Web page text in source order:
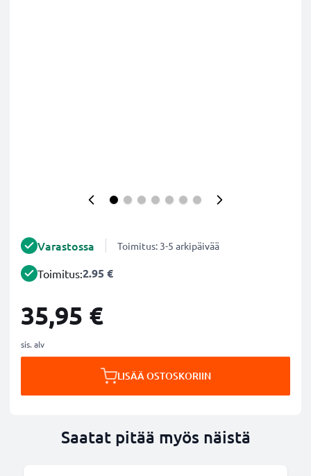
Varastossa Toimitus: 3-5 arkipäivää
Toimitus:2.95 €
35,95 €
sis. alv
LISÄÄ OSTOSKORIIN
Saatat pitää myös näistä